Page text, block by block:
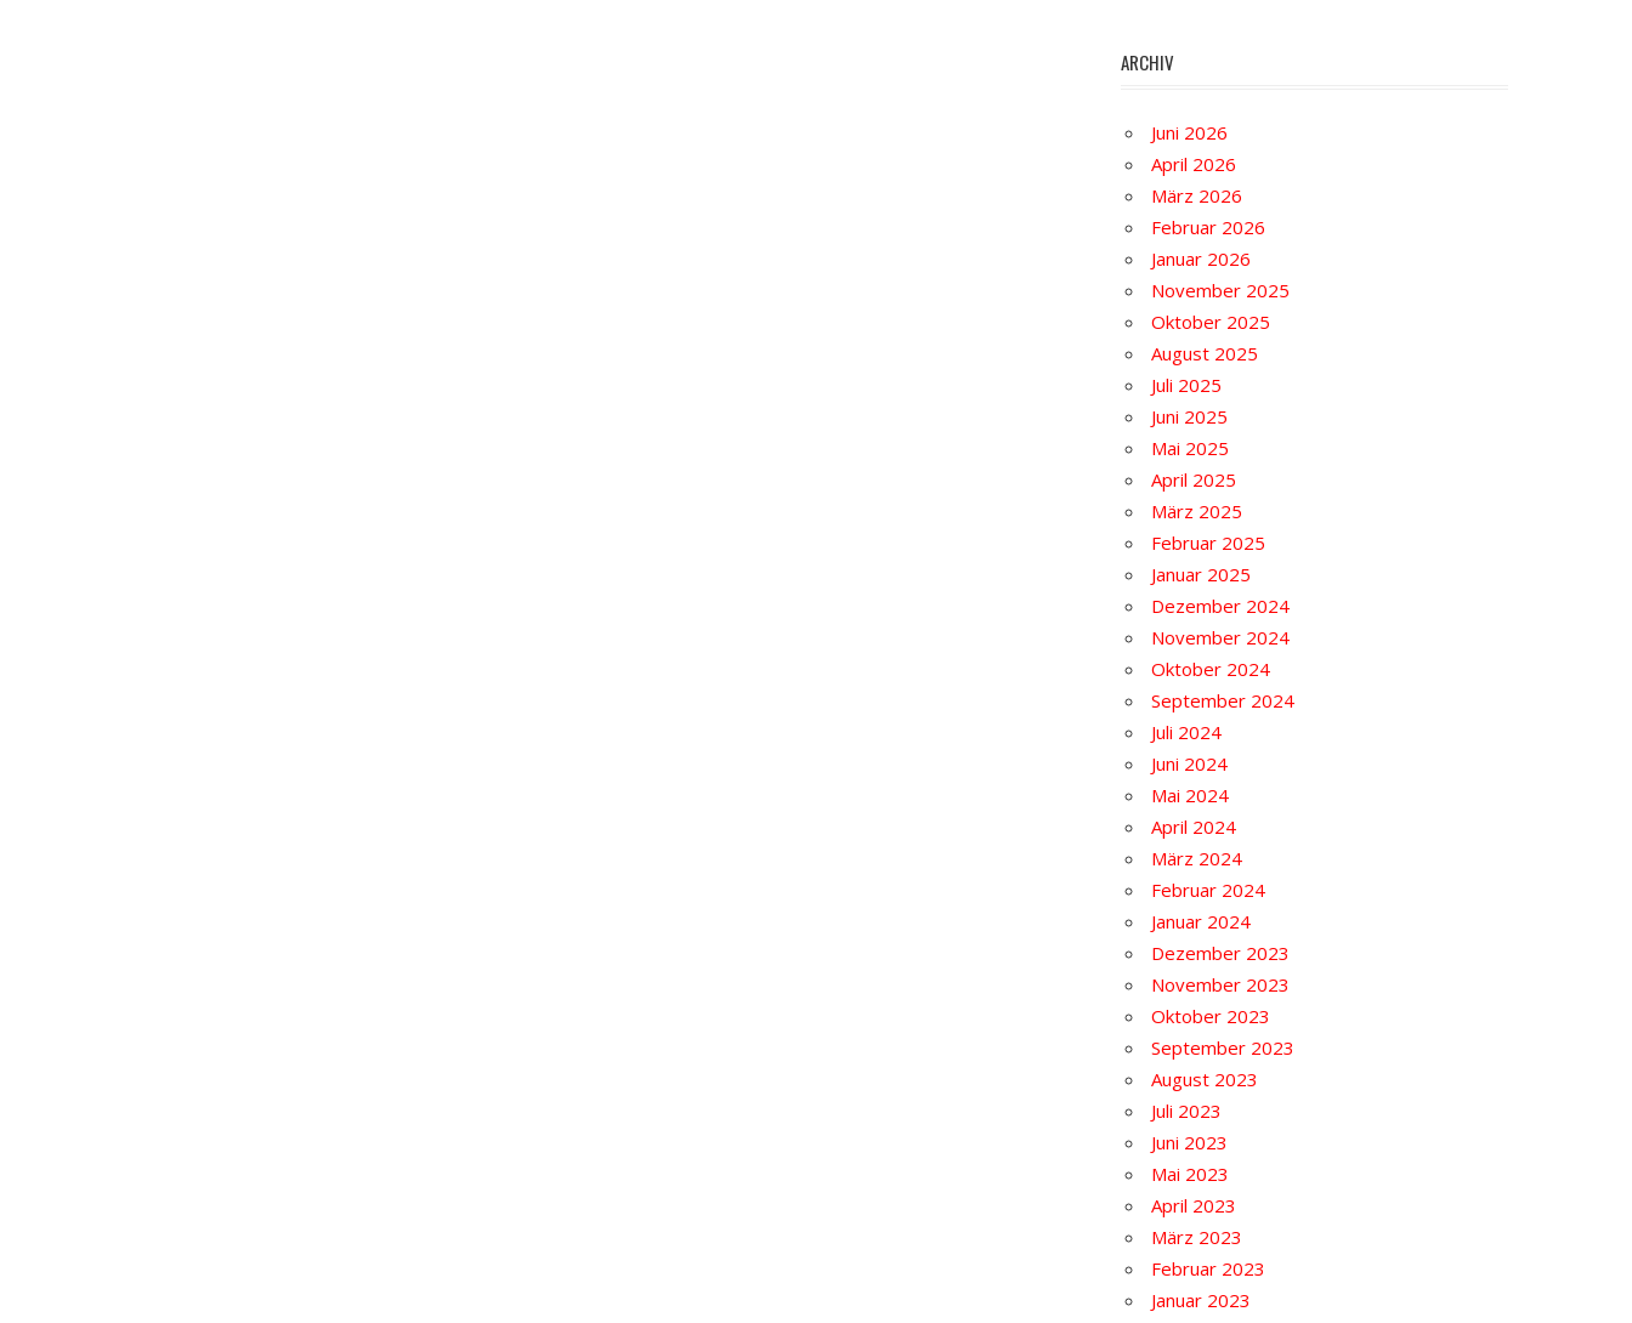
ARCHIV
Juni 2026
April 2026
März 2026
Februar 2026
Januar 2026
November 2025
Oktober 2025
August 2025
Juli 2025
Juni 2025
Mai 2025
April 2025
März 2025
Februar 2025
Januar 2025
Dezember 2024
November 2024
Oktober 2024
September 2024
Juli 2024
Juni 2024
Mai 2024
April 2024
März 2024
Februar 2024
Januar 2024
Dezember 2023
November 2023
Oktober 2023
September 2023
August 2023
Juli 2023
Juni 2023
Mai 2023
April 2023
März 2023
Februar 2023
Januar 2023